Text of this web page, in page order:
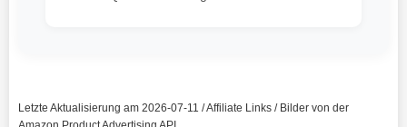
Letzte Aktualisierung am 2026-07-11 / Affiliate Links / Bilder von der